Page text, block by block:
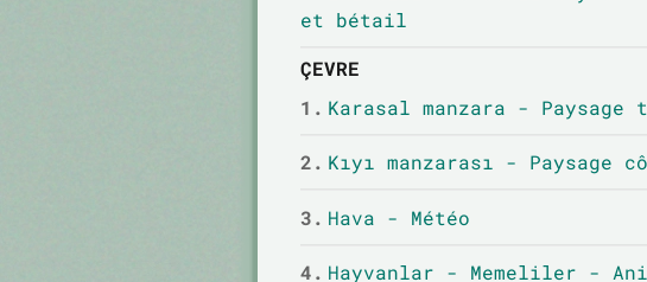
et bétail
ÇEVRE
1. Karasal manzara -
2. Kıyı manzarası - Paysage
3. Hava - Météo
4. Hayvanlar - Memeliler -